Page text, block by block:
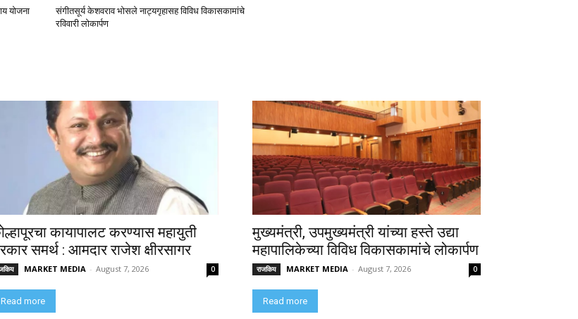
योजना
संगीतसूर्य केशवराव भोसले नाट्यगृहासह विविध विकासकामांचे
रविवारी लोकार्पण
कायापालट करण्यास महायुती
समर्थ : आमदार राजेश क्षीरसागर
MARKET MEDIA - August 7, 2026 0
Read more
मुख्यमंत्री, उपमुख्यमंत्री यांच्या हस्ते उद्या
महापालिकेच्या विविध विकासकामांचे लोकार्पण
राजकिय MARKET MEDIA - August 7, 2026 0
Read more